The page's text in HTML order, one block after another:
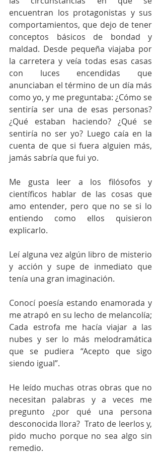
encuentran los protagonistas y sus
comportamientos, que dejo de tener
conceptos básicos de bondad y
maldad. Desde pequeña viajaba por
la carretera y veía todas esas casas
con luces encendidas que
anunciaban el término de un día más
como yo, y me preguntaba: ¿Cómo se
sentiría ser una de esas personas?
¿Qué estaban haciendo? ¿Qué se
sentiría no ser yo? Luego caía en la
cuenta de que si fuera alguien más,
jamás sabría que fui yo.
Me gusta leer a los filósofos y
científicos hablar de las cosas que
amo entender, pero que no se si lo
entiendo como ellos quisieron
explicarlo.
Leí alguna vez algún libro de misterio
y acción y supe de inmediato que
tenía una gran imaginación.
Conocí poesía estando enamorada y
me atrapó en su lecho de melancolía;
Cada estrofa me hacía viajar a las
nubes y ser lo más melodramática
que se pudiera “Acepto que sigo
siendo igual”.
He leído muchas otras obras que no
necesitan palabras y a veces me
pregunto ¿por qué una persona
desconocida llora?  Trato de leerlos y,
pido mucho porque no sea algo sin
remedio.